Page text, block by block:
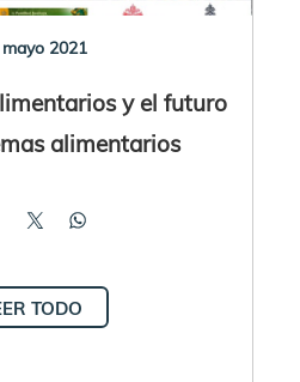
2021
y el futuro
alimentarios
TODO